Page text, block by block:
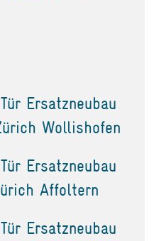
Ersatzneubau
Wollishofen
Ersatzneubau
Affoltern
Ersatzneubau